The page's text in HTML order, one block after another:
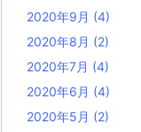
2020年9月 (4)
2020年8月 (2)
2020年7月 (4)
2020年6月 (4)
2020年5月 (2)